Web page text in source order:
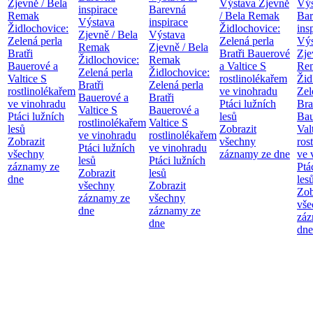
Zjevně / Bela
Remak
Židlochovice:
Zelená perla
Bratři
Bauerové a
Valtice S
rostlinolékařem
ve vinohradu
Ptáci lužních
lesů
Zobrazit
všechny
záznamy ze
dne
inspirace
Výstava
Zjevně / Bela
Remak
Židlochovice:
Zelená perla
Bratři
Bauerové a
Valtice S
rostlinolékařem
ve vinohradu
Ptáci lužních
lesů
Zobrazit
všechny
záznamy ze
dne
Barevná
inspirace
Výstava
Zjevně / Bela
Remak
Židlochovice:
Zelená perla
Bratři
Bauerové a
Valtice S
rostlinolékařem
ve vinohradu
Ptáci lužních
lesů
Zobrazit
všechny
záznamy ze
dne
Výstava Zjevně
/ Bela Remak
Židlochovice:
Zelená perla
Bratři Bauerové
a Valtice S
rostlinolékařem
ve vinohradu
Ptáci lužních
lesů
Zobrazit
všechny
záznamy ze dne ve
dne